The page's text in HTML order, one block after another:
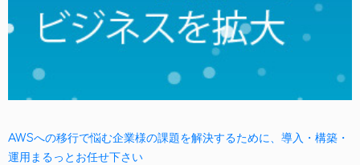
AWSへの移行で悩む企業様の課題を解決するために、導入・構築・
運用まるっとお任せ下さい